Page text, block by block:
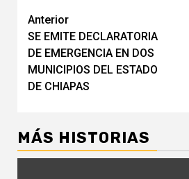
Navegación
de
entradas
Anterior
SE EMITE DECLARATORIA
DE EMERGENCIA EN DOS
MUNICIPIOS DEL ESTADO
DE CHIAPAS
MÁS HISTORIAS